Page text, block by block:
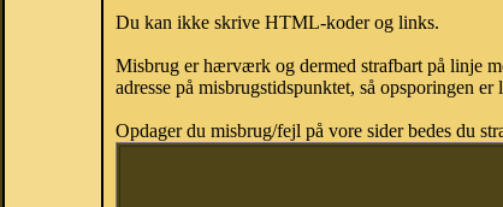
Du kan ikke skrive HTML-koder og links.
Misbrug er hærværk og dermed strafbart på linje
adresse på misbrugstidspunktet, så opsporingen er
Opdager du misbrug/fejl på vore sider bedes du